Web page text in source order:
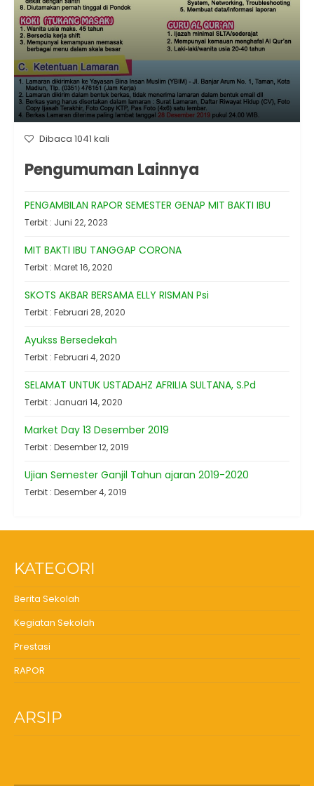
Dibaca 1041 kali
Pengumuman Lainnya
PENGAMBILAN RAPOR SEMESTER GENAP MIT BAKTI IBU
Terbit : Juni 22, 2023
MIT BAKTI IBU TANGGAP CORONA
Terbit : Maret 16, 2020
SKOTS AKBAR BERSAMA ELLY RISMAN Psi
Terbit : Februari 28, 2020
Ayukss Bersedekah
Terbit : Februari 4, 2020
SELAMAT UNTUK USTADAHZ AFRILIA SULTANA, S.Pd
Terbit : Januari 14, 2020
Market Day 13 Desember 2019
Terbit : Desember 12, 2019
Ujian Semester Ganjil Tahun ajaran 2019-2020
Terbit : Desember 4, 2019
KATEGORI
Berita Sekolah
Kegiatan Sekolah
Prestasi
RAPOR
ARSIP